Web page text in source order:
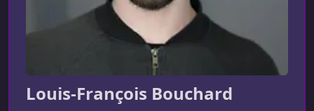
Louis-François Bouchard